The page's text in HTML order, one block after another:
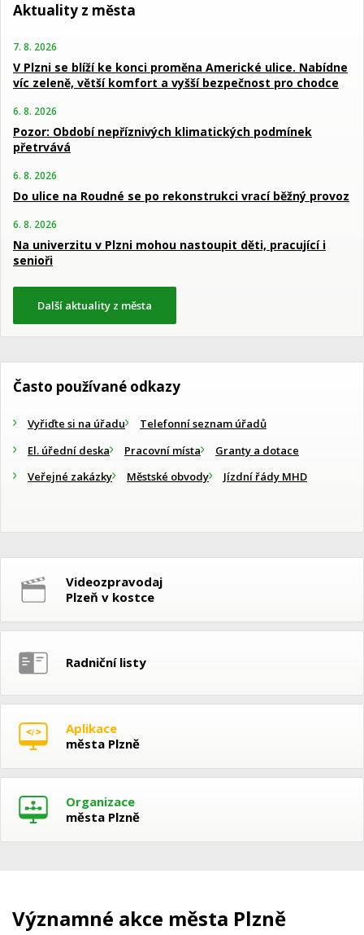
Aktuality z města
7. 8. 2026
V Plzni se blíží ke konci proměna Americké ulice. Nabídne
víc zeleně, větší komfort a vyšší bezpečnost pro chodce
6. 8. 2026
Pozor: Období nepříznivých klimatických podmínek
přetrvává
6. 8. 2026
Do ulice na Roudné se po rekonstrukci vrací běžný provoz
6. 8. 2026
Na univerzitu v Plzni mohou nastoupit děti, pracující i
senioři
Další aktuality z města
Často používané odkazy
Vyřiďte si na úřadu
Telefonní seznam úřadů
El. úřední deska
Pracovní místa
Granty a dotace
Veřejné zakázky
Městské obvody Jízdní řády MHD
Videozpravodaj
Plzeň v kostce
Radniční listy
Aplikace
města Plzně
Organizace
města Plzně
Významné akce města Plzně